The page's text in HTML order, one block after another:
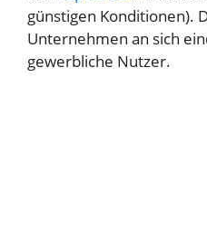
günstigen Konditionen).
Unternehmen an sich
gewerbliche Nutzer.